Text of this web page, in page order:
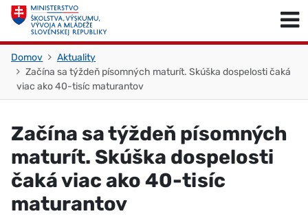
Skočiť na obsah
Domov
Aktuality
Začína sa týždeň písomných maturít. Skúška dospelosti čaká
viac ako 40-tisíc maturantov
Začína sa týždeň písomných
maturít. Skúška dospelosti
čaká viac ako 40-tisíc
maturantov
Skočiť na začiatok stránky